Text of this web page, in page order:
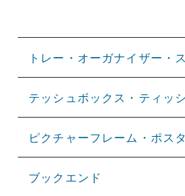
トレー・オーガナイザー・
テッシュボックス・ティッ
ピクチャーフレーム・ポス
ブックエンド